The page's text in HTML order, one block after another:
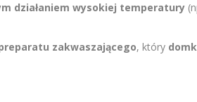
działaniem wysokiej temperatury
zakwaszającego, który